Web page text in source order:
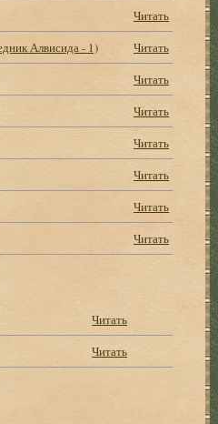
Читать
Алвисида - 1)
Читать
Читать
Читать
Читать
Читать
Читать
Читать
Читать
Читать